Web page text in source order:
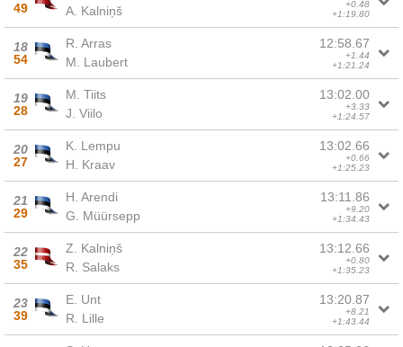
49
A. Kalniņš
+0.48
+1:19.80
18
54
R. Arras
M. Laubert
12:58.67
+1.44
+1:21.24
19
28
M. Tiits
J. Viilo
13:02.00
+3.33
+1:24.57
20
27
K. Lempu
H. Kraav
13:02.66
+0.66
+1:25.23
21
29
H. Arendi
G. Müürsepp
13:11.86
+9.20
+1:34.43
22
35
Z. Kalniņš
R. Salaks
13:12.66
+0.80
+1:35.23
23
39
E. Unt
R. Lille
13:20.87
+8.21
+1:43.44